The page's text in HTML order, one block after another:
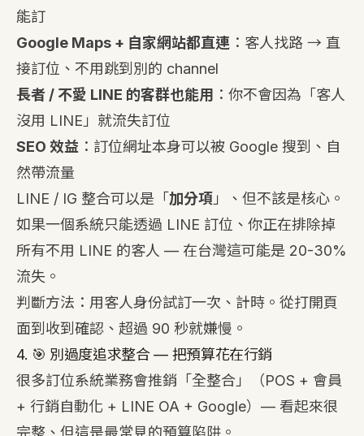
能訂
Google Maps + 自家網站都直連 ：客人找路 → 直
接訂位、不用跳到別的 channel
長者 / 不愛 LINE 的客群也能用 ：你不會因為「客人
沒用 LINE」就流失訂位
SEO 效益 ：訂位網址本身可以被 Google 搜到、自
然帶流量
LINE / IG 整合可以是「 加分項 」、但不該是核心。
如果一個系統只能透過 LINE 訂位、你正在排除掉
所有不用 LINE 的客人 — 在台灣這可能是 20-30%
流失。
判斷方法：用客人身份試訂一次、計時。從打開頁
面到收到確認、超過 90 秒就嫌慢。
4. 🎯 別過度追求整合 — 把預算花在行銷
很多訂位系統業務會推銷「全整合」（POS + 會員
+ 行銷自動化 + LINE OA + Google）— 看起來很
完整、但這是最常見的預算陷阱。